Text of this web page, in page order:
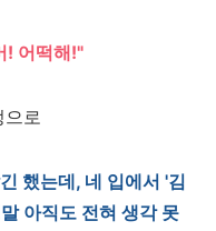
! 어떡해!"
으로
했는데, 네 입에서 '김
아직도 전혀 생각 못